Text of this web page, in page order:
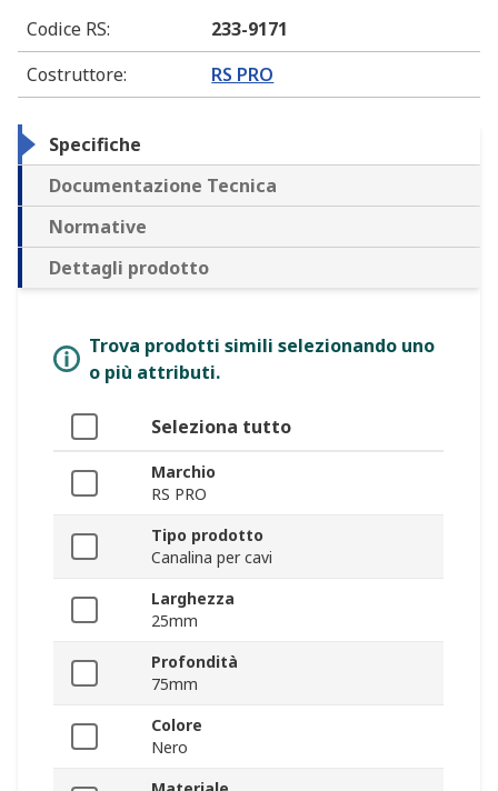
Codice RS:
233-9171
Costruttore: RS PRO
Specifiche
Documentazione Tecnica
Normative
Dettagli prodotto
Trova prodotti simili selezionando uno
o più attributi.
Seleziona tutto
Marchio
RS PRO
Tipo prodotto
Canalina per cavi
Larghezza
25mm
Profondità
75mm
Colore
Nero